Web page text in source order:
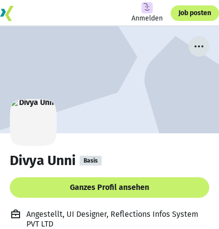
Anmelden
Job posten
Divya Unni Basis
Ganzes Profil ansehen
Angestellt, UI Designer, Reflections Infos System
PVT LTD